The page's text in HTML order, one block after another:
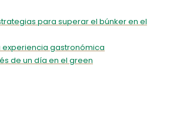
para superar el búnker en el
experiencia gastronómica
de un día en el green